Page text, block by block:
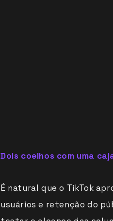
Dois coelhos com uma
É natural que o TikTok
usuários e retenção do